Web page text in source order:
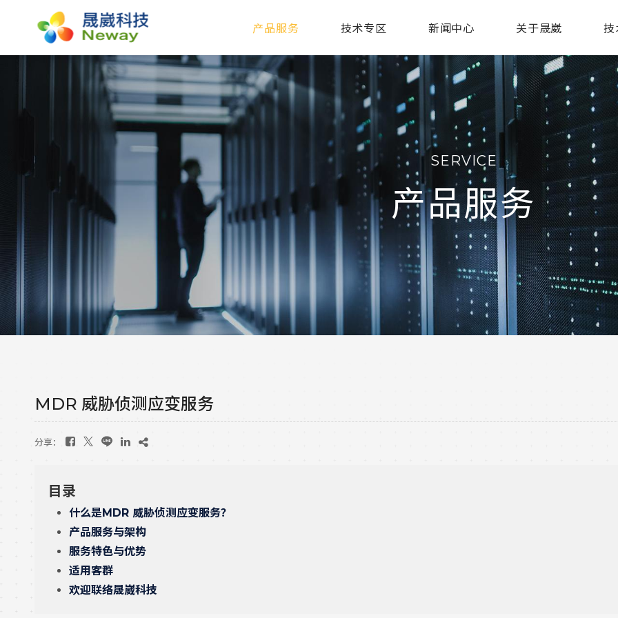
产品服务 技术专区 新闻中心 关于晟崴 技
SERVICE
产品服务
MDR 威胁侦测应变服务
分享：
目录
什么是MDR 威胁侦测应变服务？
产品服务与架构
服务特色与优势
适用客群
欢迎联络晟崴科技
新闻中心
关于晟崴